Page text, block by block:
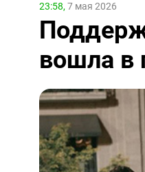
23:58, 7 мая 2026
вошла в